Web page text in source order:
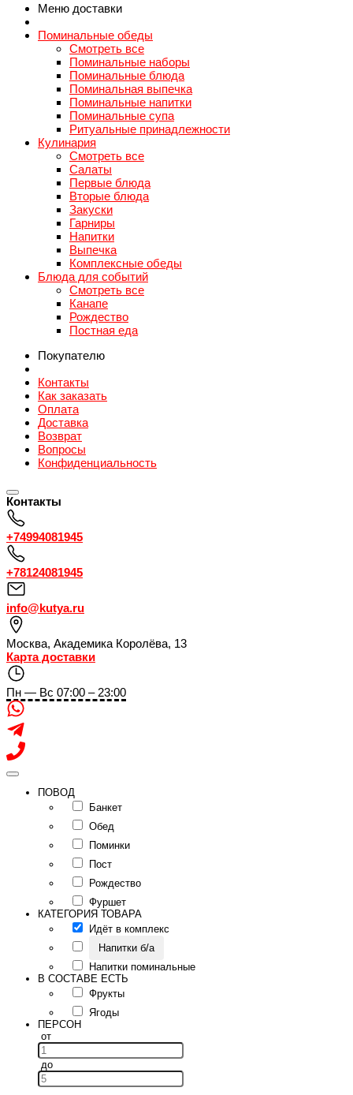
Меню доставки
Поминальные обеды
Смотреть все
Поминальные наборы
Поминальные блюда
Поминальная выпечка
Поминальные напитки
Поминальные супа
Ритуальные принадлежности
Кулинария
Смотреть все
Салаты
Первые блюда
Вторые блюда
Закуски
Гарниры
Напитки
Выпечка
Комплексные обеды
Блюда для событий
Смотреть все
Канапе
Рождество
Постная еда
Покупателю
Контакты
Как заказать
Оплата
Доставка
Возврат
Вопросы
Конфиденциальность
Контакты
+74994081945
+78124081945
info@kutya.ru
Москва, Академика Королёва, 13
Карта доставки
Пн — Вс 07:00 – 23:00
ПОВОД
Банкет
Обед
Поминки
Пост
Рождество
Фуршет
КАТЕГОРИЯ ТОВАРА
Идёт в комплекс
Напитки б/а
Напитки поминальные
В СОСТАВЕ ЕСТЬ
Фрукты
Ягоды
ПЕРСОН
от
до